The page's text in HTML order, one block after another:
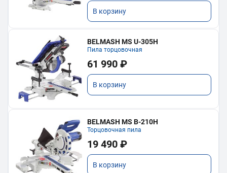
В корзину
BELMASH MS U-305H
Пила торцовочная
61 990 ₽
В корзину
BELMASH MS B-210H
Торцовочная пила
19 490 ₽
В корзину